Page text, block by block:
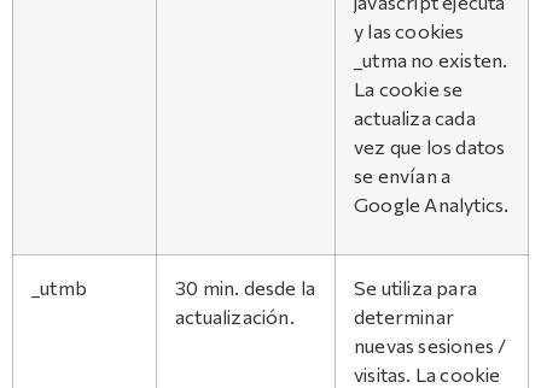
y las cookies
_utma no existen.
La cookie se
actualiza cada
vez que los datos
se envían a
Google Analytics.
_utmb
30 min. desde la
actualización.
Se utiliza para
determinar
nuevas sesiones /
visitas. La cookie